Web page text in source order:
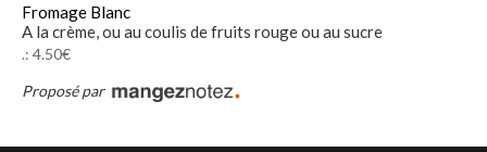
Fromage Blanc
A la crème, ou au coulis de fruits rouge ou au sucre
.: 4.50€
Proposé par